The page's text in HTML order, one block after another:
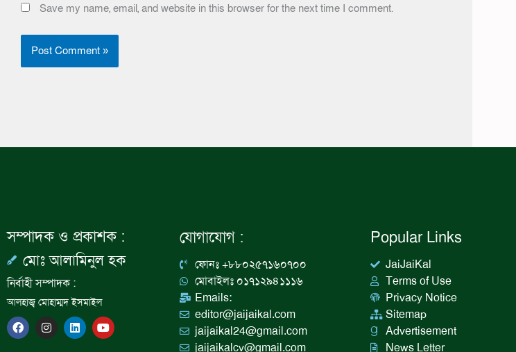
Save my name, email, and website in this browser for the next time I comment.
সম্পাদক ও প্রকাশক :
মোঃ আলামিনুল হক
নির্বাহী সম্পাদক :
আলহাজ্ব মোহাম্মদ ইসমাইল
F
a
c
I
n
s
L
i
n
Y
o
u
যোগাযোগ :
ফোনঃ +৮৮০২৫৭১৬০৭০০
মোবাইলঃ ০১৭১২৯৪১১১৬
Emails:
editor@jaijaikal.com
jaijaikal24@gmail.com
jaijaikalcv@gmail.com
Popular Links
JaiJaiKal
Terms of Use
Privacy Notice
Sitemap
Advertisement
News Letter